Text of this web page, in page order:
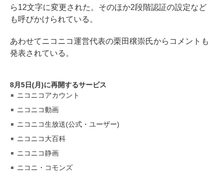
ら12文字に変更された。そのほか2段階認証の設定など
も呼びかけられている。
あわせてニコニコ運営代表の栗田穣崇氏からコメントも
発表されている。
8月5日(月)に再開するサービス
ニコニコアカウント
ニコニコ動画
ニコニコ生放送(公式・ユーザー)
ニコニコ大百科
ニコニコ静画
ニコニ・コモンズ